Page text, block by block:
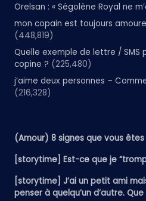
Orelsan : « Ségolène Royal ne
mon copain est toujours
(448,819)
Quelle exemple de lettre / SMS
copine ? (225,480)
j’aime deux personnes –
(216,328)
(Amour) 8 signes que vous
[storytime] Est-ce que je
[storytime] J’ai un petit ami
penser à quelqu’un d’autre.